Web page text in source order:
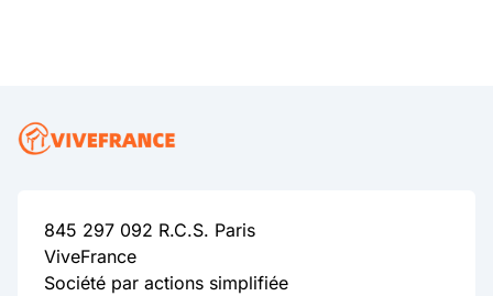
845 297 092 R.C.S. Paris
ViveFrance
Société par actions simplifiée